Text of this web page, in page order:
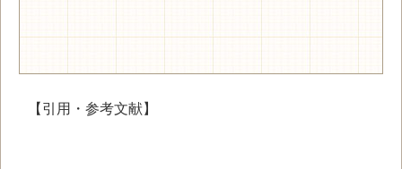
【引用・参考文献】